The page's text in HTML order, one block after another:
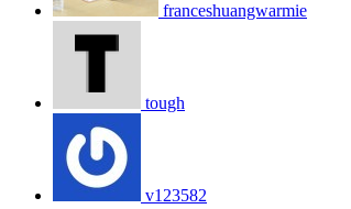
franceshuangwarmie
tough
v123582